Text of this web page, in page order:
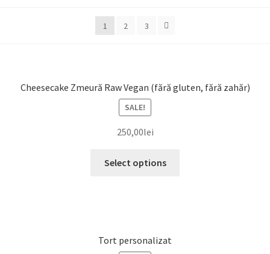
1 2 3
Cheesecake Zmeură Raw Vegan (fără gluten, fără zahăr)
SALE!
250,00lei
Select options
Tort personalizat